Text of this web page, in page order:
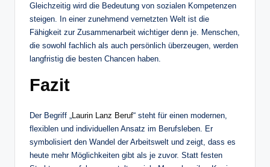
Gleichzeitig wird die Bedeutung von sozialen Kompetenzen
steigen. In einer zunehmend vernetzten Welt ist die
Fähigkeit zur Zusammenarbeit wichtiger denn je. Menschen,
die sowohl fachlich als auch persönlich überzeugen, werden
langfristig die besten Chancen haben.
Fazit
Der Begriff „ Laurin Lanz Beruf“ steht für einen modernen,
flexiblen und individuellen Ansatz im Berufsleben. Er
symbolisiert den Wandel der Arbeitswelt und zeigt, dass es
heute mehr Möglichkeiten gibt als je zuvor. Statt festen